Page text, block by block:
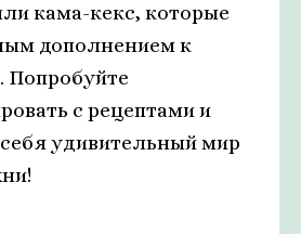
кама-кекс, которые
дополнением к
Попробуйте
с рецептами и
удивительный мир